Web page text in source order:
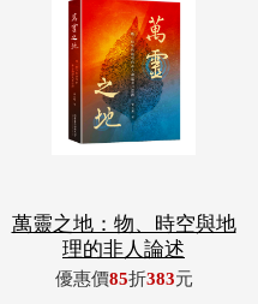
萬靈之地：物、時空與地
理的非人論述
優惠價85折383元